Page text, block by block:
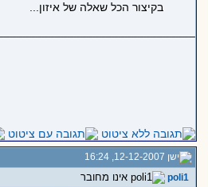
בקיצור הכל שאלה של איזון...
poli1